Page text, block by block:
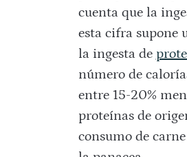
cuenta que la
esta cifra supone
la ingesta de
número de
entre 15-20%
proteínas de
consumo de